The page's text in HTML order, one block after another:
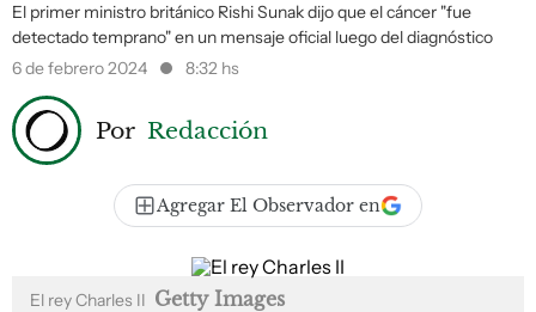
El primer ministro británico Rishi Sunak dijo que el cáncer "fue
detectado temprano" en un mensaje oficial luego del diagnóstico
6 de febrero 2024
8:32 hs
Por Redacción
Agregar El Observador en
El rey Charles II Getty Images